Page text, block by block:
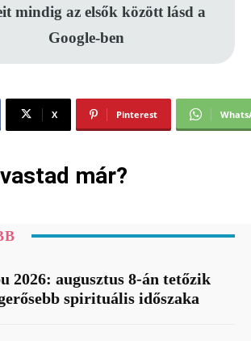
mindig az elsők között lásd a
Google-ben
X Pinterest
már?
2026: augusztus 8-án tetőzik
spirituális időszaka